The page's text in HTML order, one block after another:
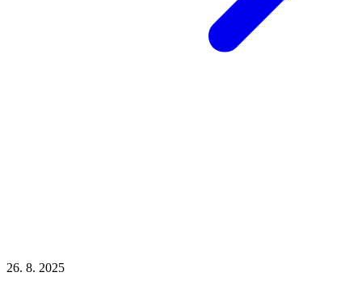
26. 8. 2025